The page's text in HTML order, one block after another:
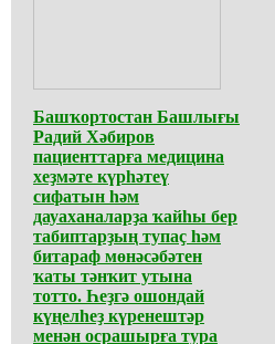
Башҡортостан Башлығы
Радий Хәбиров
пациенттарға медицина
хеҙмәте күрһәтеү
сифатын һәм
дауаханаларҙа ҡайһы бер
табиптарҙың тупаҫ һәм
битараф мөнәсәбәтен
ҡаты тәнҡит утына
тотто. Һеҙгә ошондай
күңелһеҙ күренештәр
менән осрашырға тура